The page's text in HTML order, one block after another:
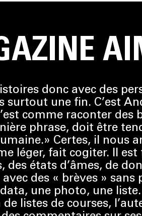
donc avec des
surtout une fin. C’est
comme raconter
phrase, doit être
Certes, il nous
léger, fait cogiter. Il
des états d’âmes, de
des « brèves »
une photo, une
listes de courses,